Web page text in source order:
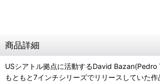
商品詳細
USシアトル拠点に活動するDavid
もともと7インチシリーズでリリースしていた